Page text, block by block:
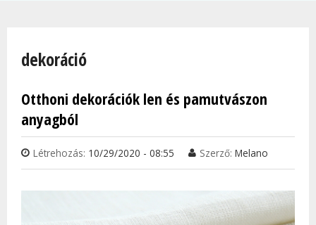
dekoráció
Otthoni dekorációk len és pamutvászon
anyagból
Létrehozás: 10/29/2020 - 08:55 Szerző: Melano